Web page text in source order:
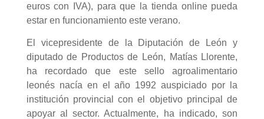
euros con IVA), para que la tienda online pueda
estar en funcionamiento este verano.
El vicepresidente de la Diputación de León y
diputado de Productos de León, Matías Llorente,
ha recordado que este sello agroalimentario
leonés nacía en el año 1992 auspiciado por la
institución provincial con el objetivo principal de
apoyar al sector. Actualmente, ha indicado, son